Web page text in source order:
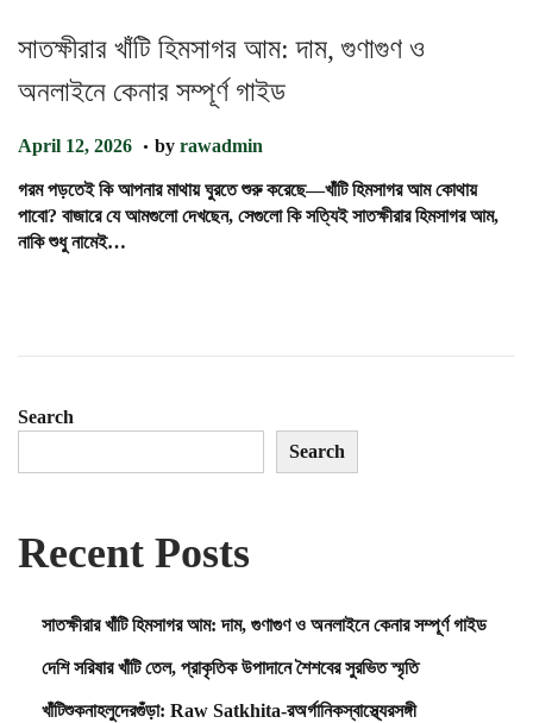
সাতক্ষীরার খাঁটি হিমসাগর আম: দাম, গুণাগুণ ও
অনলাইনে কেনার সম্পূর্ণ গাইড
P
s
t
e
April 12, 2026 A
r
i
6
. by rawadmin
গরম পড়তেই কি আপনার মাথায় ঘুরতে শুরু করেছে—খাঁটি হিমসাগর আম কোথায়
পাবো? বাজারে যে আমগুলো দেখছেন, সেগুলো কি সত্যিই সাতক্ষীরার হিমসাগর আম,
নাকি শুধু নামেই…
Search
Search
Recent Posts
সাতক্ষীরার খাঁটি হিমসাগর আম: দাম, গুণাগুণ ও অনলাইনে কেনার সম্পূর্ণ গাইড
দেশি সরিষার খাঁটি তেল, প্রাকৃতিক উপাদানে শৈশবের সুরভিত স্মৃতি
খাঁটিশুকনাহলুদেরগুঁড়া: Raw Satkhita-রঅর্গানিকস্বাস্থ্যেরসঙ্গী